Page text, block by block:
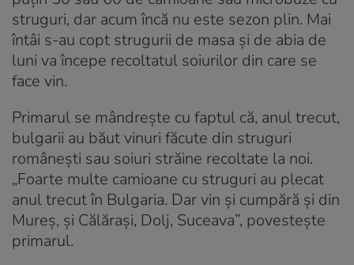
struguri, dar acum încă nu este sezon plin. Mai
întâi s-au copt strugurii de masa și de abia de
luni va începe recoltatul soiurilor din care se
face vin.
Primarul se mândrește cu faptul că, anul trecut,
bulgarii au băut vinuri făcute din struguri
românești sau soiuri străine recoltate la noi.
„Foarte multe camioane cu struguri au plecat
anul trecut în Bulgaria. Dar vin și cumpără și din
Mureș, și Călărași, Dolj, Suceava”, povestește
primarul.